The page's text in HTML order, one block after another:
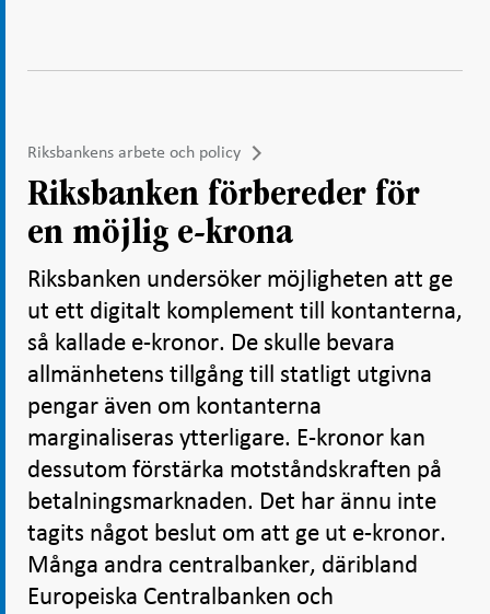
Riksbankens arbete och policy
Riksbanken förbereder för
en möjlig e-krona
Riksbanken undersöker möjligheten att ge
ut ett digitalt komplement till kontanterna,
så kallade e-kronor. De skulle bevara
allmänhetens tillgång till statligt utgivna
pengar även om kontanterna
marginaliseras ytterligare. E-kronor kan
dessutom förstärka motståndskraften på
betalningsmarknaden. Det har ännu inte
tagits något beslut om att ge ut e-kronor.
Många andra centralbanker, däribland
Europeiska Centralbanken och